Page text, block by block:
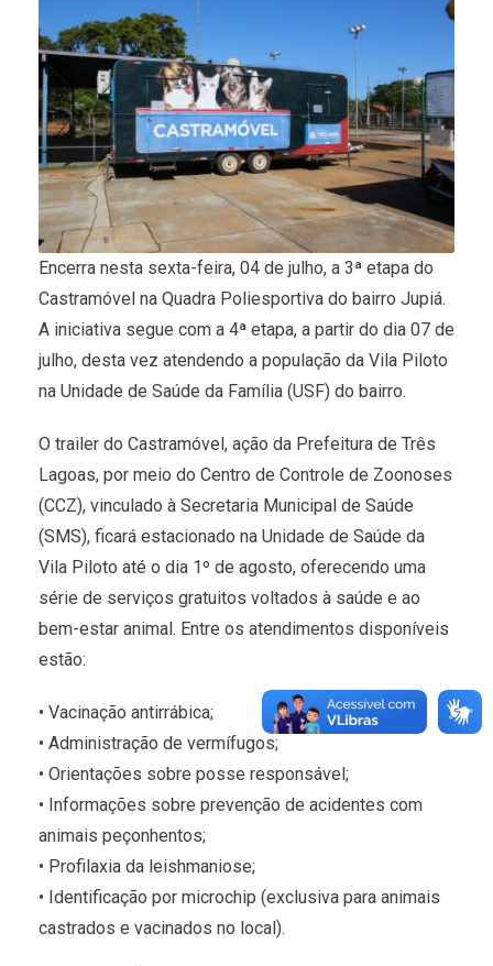
Encerra nesta sexta-feira, 04 de julho, a 3ª etapa do
Castramóvel na Quadra Poliesportiva do bairro Jupiá.
A iniciativa segue com a 4ª etapa, a partir do dia 07 de
julho, desta vez atendendo a população da Vila Piloto
na Unidade de Saúde da Família (USF) do bairro.
O trailer do Castramóvel, ação da Prefeitura de Três
Lagoas, por meio do Centro de Controle de Zoonoses
(CCZ), vinculado à Secretaria Municipal de Saúde
(SMS), ficará estacionado na Unidade de Saúde da
Vila Piloto até o dia 1º de agosto, oferecendo uma
série de serviços gratuitos voltados à saúde e ao
bem-estar animal. Entre os atendimentos disponíveis
estão:
• Vacinação antirrábica;
• Administração de vermífugos;
• Orientações sobre posse responsável;
• Informações sobre prevenção de acidentes com
animais peçonhentos;
• Profilaxia da leishmaniose;
• Identificação por microchip (exclusiva para animais
castrados e vacinados no local).